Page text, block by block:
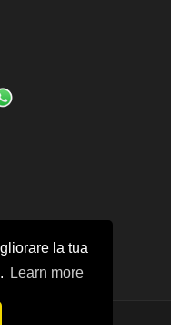
la tua
Learn more